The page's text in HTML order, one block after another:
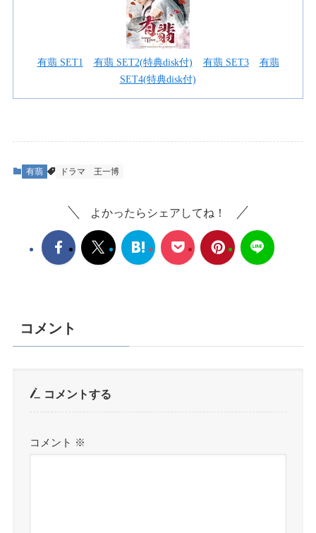
有翡 SET1 有翡 SET2(特典disk付) 有翡 SET3
有翡
SET4(特典disk付)
有翡 ドラマ 王一博
よかったらシェアしてね！
コメント
コメントする
コメント ※